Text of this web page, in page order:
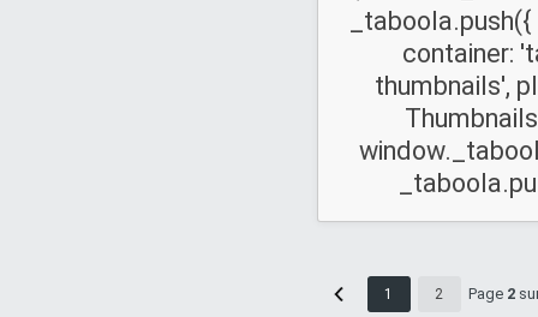
container:
thumbnails',
Page 2
1 2